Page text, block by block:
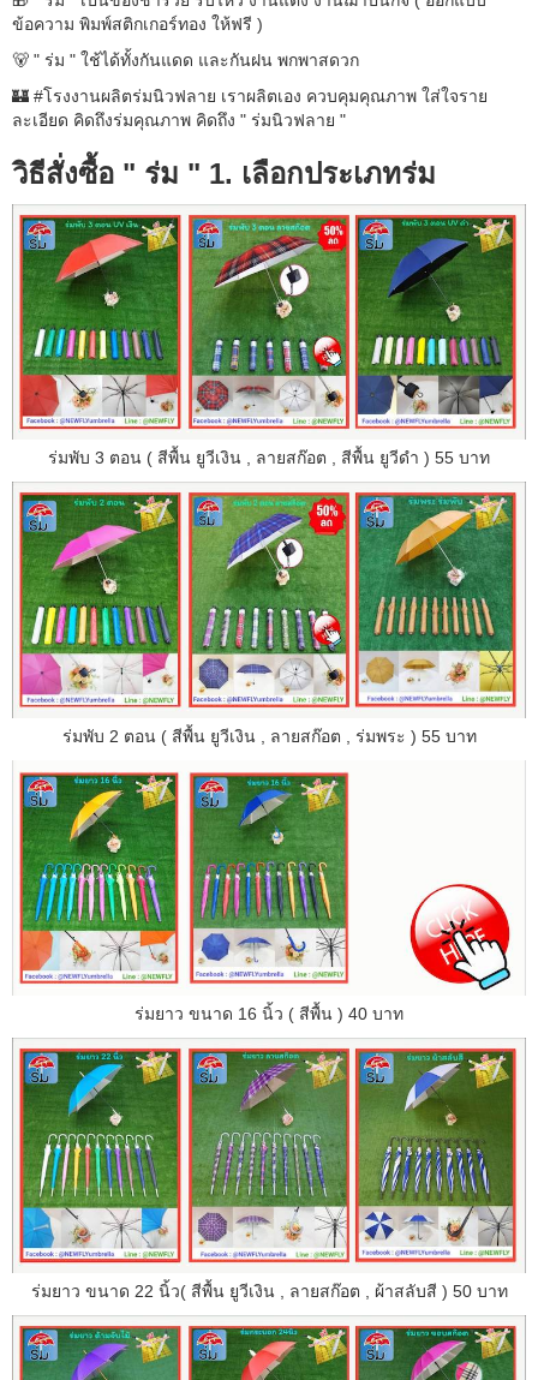
ข้อความ พิมพ์สติกเกอร์ทอง ให้ฟรี )
🐻 " ร่ม " ใช้ได้ทั้งกันแดด และกันฝน พกพาสดวก
🏰 #โรงงานผลิตร่มนิวฟลาย เราผลิตเอง ควบคุมคุณภาพ ใส่ใจราย
ละเอียด คิดถึงร่มคุณภาพ คิดถึง " ร่มนิวฟลาย "
วิธีสั่งซื้อ " ร่ม " 1. เลือกประเภทร่ม
ร่มพับ 3 ตอน ( สีพื้น ยูวีเงิน , ลายสก๊อต , สีพื้น ยูวีดำ ) 55 บาท
ร่มพับ 2 ตอน ( สีพื้น ยูวีเงิน , ลายสก๊อต , ร่มพระ ) 55 บาท
ร่มยาว ขนาด 16 นิ้ว ( สีพื้น ) 40 บาท
ร่มยาว ขนาด 22 นิ้ว( สีพื้น ยูวีเงิน , ลายสก๊อต , ผ้าสลับสี ) 50 บาท